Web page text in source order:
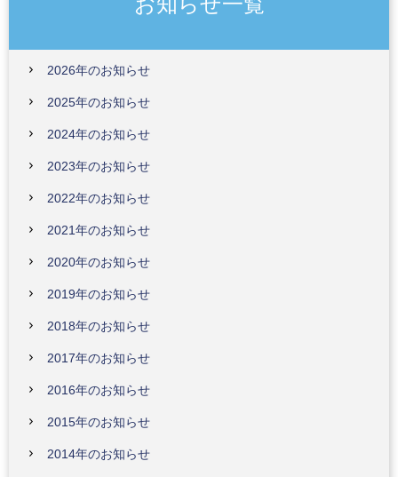
2026年のお知らせ
2025年のお知らせ
2024年のお知らせ
2023年のお知らせ
2022年のお知らせ
2021年のお知らせ
2020年のお知らせ
2019年のお知らせ
2018年のお知らせ
2017年のお知らせ
2016年のお知らせ
2015年のお知らせ
2014年のお知らせ